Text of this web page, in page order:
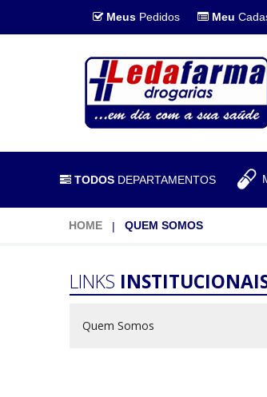
Meus Pedidos Meu
TODOS DEPARTAMENTOS
HOME QUEM SOMOS
LINKS
Quem Somos